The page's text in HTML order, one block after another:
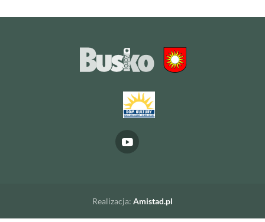
Realizacja: Amistad.pl